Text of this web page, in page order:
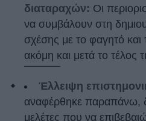
διαταραχών: Οι
να συμβάλουν στη
σχέσης με το φαγητό και
ακόμη και μετά το τέλος
Έλλειψη
αναφέρθηκε παραπάνω,
μελέτες που να